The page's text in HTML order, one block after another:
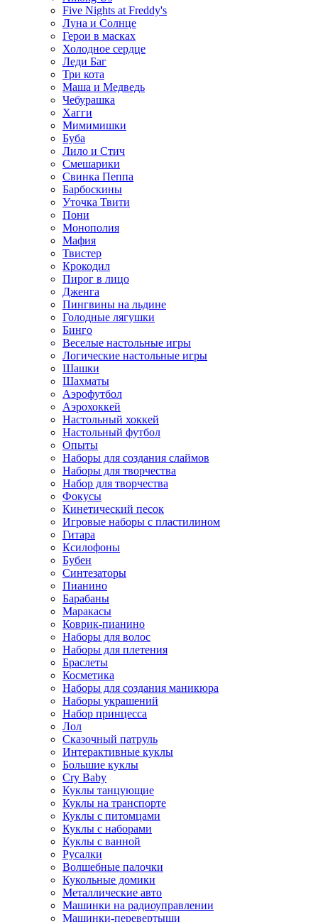
Five Nights at Freddy's
Луна и Солнце
Герои в масках
Холодное сердце
Леди Баг
Три кота
Маша и Медведь
Чебурашка
Хагги
Мимимишки
Буба
Лило и Стич
Смешарики
Свинка Пеппа
Барбоскины
Уточка Твити
Пони
Монополия
Мафия
Твистер
Крокодил
Пирог в лицо
Дженга
Пингвины на льдине
Голодные лягушки
Бинго
Веселые настольные игры
Логические настольные игры
Шашки
Шахматы
Аэрофутбол
Аэрохоккей
Настольный хоккей
Настольный футбол
Опыты
Наборы для создания слаймов
Наборы для творчества
Набор для творчества
Фокусы
Кинетический песок
Игровые наборы с пластилином
Гитара
Ксилофоны
Бубен
Синтезаторы
Пианино
Барабаны
Маракасы
Коврик-пианино
Наборы для волос
Наборы для плетения
Браслеты
Косметика
Наборы для создания маникюра
Наборы украшений
Набор принцесса
Лол
Сказочный патруль
Интерактивные куклы
Большие куклы
Cry Baby
Куклы танцующие
Куклы на транспорте
Куклы с питомцами
Куклы с наборами
Куклы с ванной
Русалки
Волшебные палочки
Кукольные домики
Металлические авто
Машинки на радиоуправлении
Машинки-перевертыши